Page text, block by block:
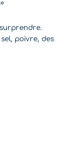
poivre, des